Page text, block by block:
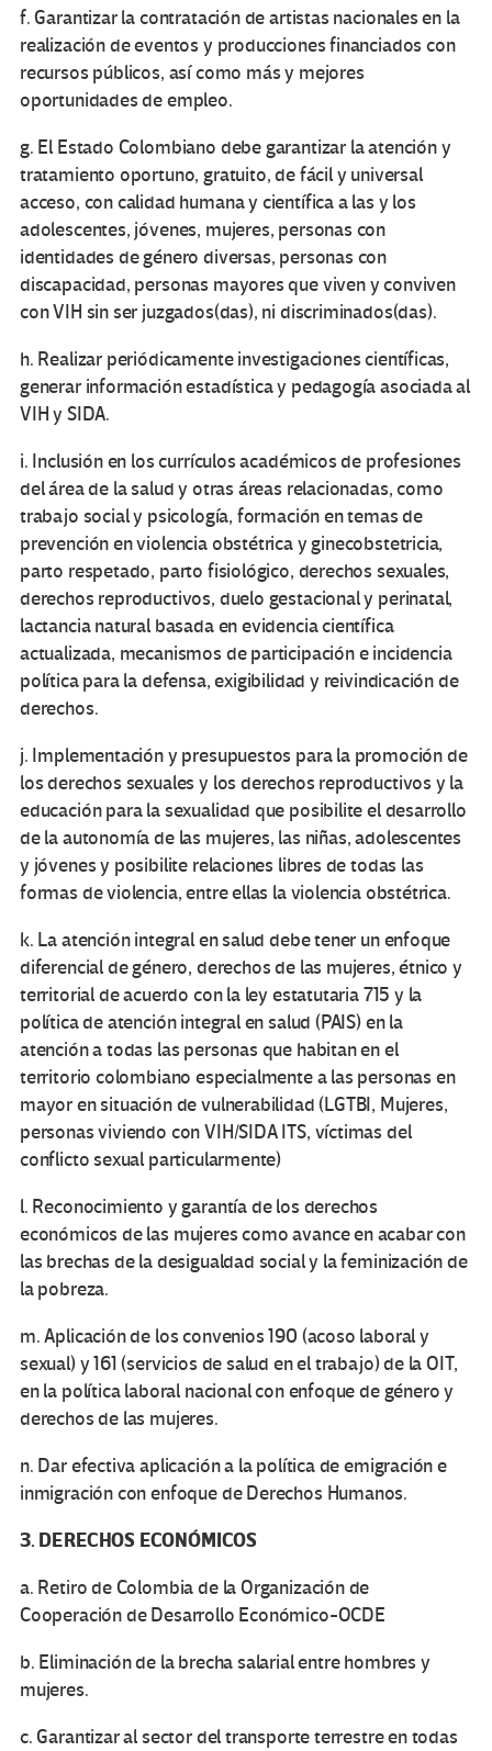
f. Garantizar la contratación de artistas nacionales en la
realización de eventos y producciones financiados con
recursos públicos, así como más y mejores
oportunidades de empleo.
g. El Estado Colombiano debe garantizar la atención y
tratamiento oportuno, gratuito, de fácil y universal
acceso, con calidad humana y científica a las y los
adolescentes, jóvenes, mujeres, personas con
identidades de género diversas, personas con
discapacidad, personas mayores que viven y conviven
con VIH sin ser juzgados(das), ni discriminados(das).
h. Realizar periódicamente investigaciones científicas,
generar información estadística y pedagogía asociada al
VIH y SIDA.
i. Inclusión en los currículos académicos de profesiones
del área de la salud y otras áreas relacionadas, como
trabajo social y psicología, formación en temas de
prevención en violencia obstétrica y ginecobstetricia,
parto respetado, parto fisiológico, derechos sexuales,
derechos reproductivos, duelo gestacional y perinatal,
lactancia natural basada en evidencia científica
actualizada, mecanismos de participación e incidencia
política para la defensa, exigibilidad y reivindicación de
derechos.
j. Implementación y presupuestos para la promoción de
los derechos sexuales y los derechos reproductivos y la
educación para la sexualidad que posibilite el desarrollo
de la autonomía de las mujeres, las niñas, adolescentes
y jóvenes y posibilite relaciones libres de todas las
formas de violencia, entre ellas la violencia obstétrica.
k. La atención integral en salud debe tener un enfoque
diferencial de género, derechos de las mujeres, étnico y
territorial de acuerdo con la ley estatutaria 715 y la
política de atención integral en salud (PAIS) en la
atención a todas las personas que habitan en el
territorio colombiano especialmente a las personas en
mayor en situación de vulnerabilidad (LGTBI, Mujeres,
personas viviendo con VIH/SIDA ITS, víctimas del
conflicto sexual particularmente)
l. Reconocimiento y garantía de los derechos
económicos de las mujeres como avance en acabar con
las brechas de la desigualdad social y la feminización de
la pobreza.
m. Aplicación de los convenios 190 (acoso laboral y
sexual) y 161 (servicios de salud en el trabajo) de la OIT,
en la política laboral nacional con enfoque de género y
derechos de las mujeres.
n. Dar efectiva aplicación a la política de emigración e
inmigración con enfoque de Derechos Humanos.
3. DERECHOS ECONÓMICOS
a. Retiro de Colombia de la Organización de
Cooperación de Desarrollo Económico-OCDE
b. Eliminación de la brecha salarial entre hombres y
mujeres.
c. Garantizar al sector del transporte terrestre en todas